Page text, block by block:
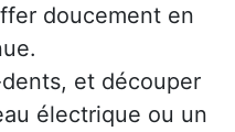
doucement en
et découper
électrique ou un